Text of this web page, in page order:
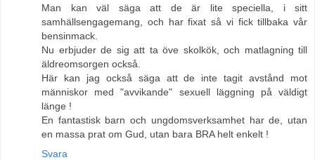
Man kan väl säga att de är lite speciella, i sitt
samhällsengagemang, och har fixat så vi fick tillbaka vår
bensinmack.
Nu erbjuder de sig att ta öve skolkök, och matlagning till
äldreomsorgen också.
Här kan jag också säga att de inte tagit avstånd mot
människor med "avvikande" sexuell läggning på väldigt
länge !
En fantastisk barn och ungdomsverksamhet har de, utan
en massa prat om Gud, utan bara BRA helt enkelt !
Svara